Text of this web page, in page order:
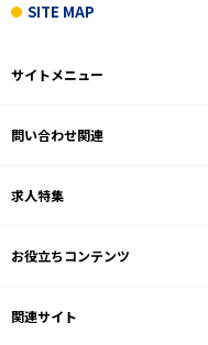
SITE MAP
サイトメニュー
問い合わせ関連
求人特集
お役立ちコンテンツ
関連サイト